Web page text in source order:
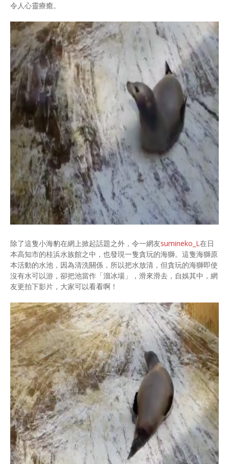
令人心靈療癒。
除了這隻小海豹在網上掀起話題之外，令一網友sumineko_L在日
本高知市的桂浜水族館之中，也發現一隻貪玩的海獅。這隻海獅原
本活動的水池，因為清洗關係，所以把水放清，但貪玩的海獅即使
沒有水可以游，卻把池當作「溜冰場」，滑來滑去，自娛其中，網
友更拍下影片，大家可以看看啊！